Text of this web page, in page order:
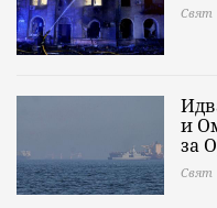
Свят
и
за
Свят